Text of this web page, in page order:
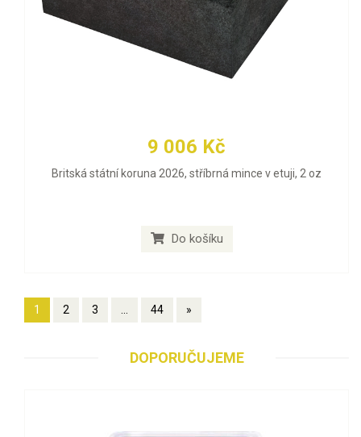
9 006 Kč
Britská státní koruna 2026, stříbrná mince v etuji, 2 oz
Do košíku
1 2 3 ... 44 »
DOPORUČUJEME